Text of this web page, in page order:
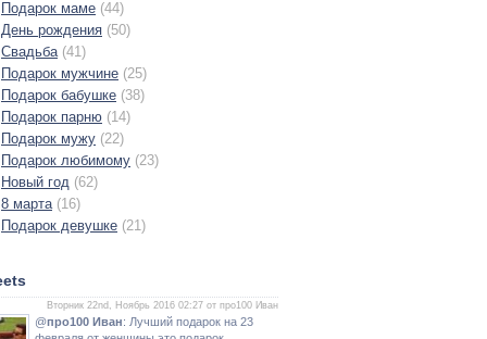
Подарок маме (44)
День рождения (50)
Свадьба (41)
Подарок мужчине (25)
Подарок бабушке (38)
Подарок парню (14)
Подарок мужу (22)
Подарок любимому (23)
Новый год (62)
8 марта (16)
Подарок девушке (21)
Вторник 22nd, Ноябрь 2016 02:27 от про100 Иван
@про100 Иван: Лучший подарок на 23